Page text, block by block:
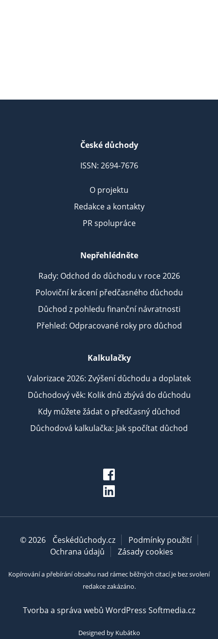
České důchody
ISSN: 2694-7676
O projektu
Redakce a kontakty
PR spolupráce
Nepřehlédněte
Rady: Odchod do důchodu v roce 2026
Poloviční krácení předčasného důchodu
Důchod z pohledu finanční návratnosti
Přehled: Odpracované roky pro důchod
Kalkulačky
Valorizace 2026: Zvýšení důchodu a doplatek
Důchodový věk: Kolik dnů zbývá do důchodu
Kdy můžete žádat o předčasný důchod
Důchodová kalkulačka: Jak spočítat důchod
© 2026 Českédůchody.cz
Podmínky použití
Ochrana údajů
Zásady cookies
Kopírování a přebírání obsahu nad rámec běžných citací je bez svolení
redakce zakázáno.
Tvorba a správa webů WordPress Softmedia.cz
Designed by Kubátko